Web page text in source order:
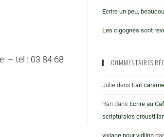
– tel : 03 84 68
Ecrire un peu,
Les cigognes sont
COMMENTAIRES
Julie dans Lait
Ran dans Ecrire au
scripturales
viviane pour vidjinn